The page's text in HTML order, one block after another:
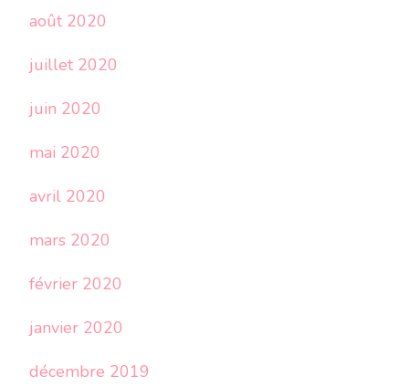
août 2020
juillet 2020
juin 2020
mai 2020
avril 2020
mars 2020
février 2020
janvier 2020
décembre 2019